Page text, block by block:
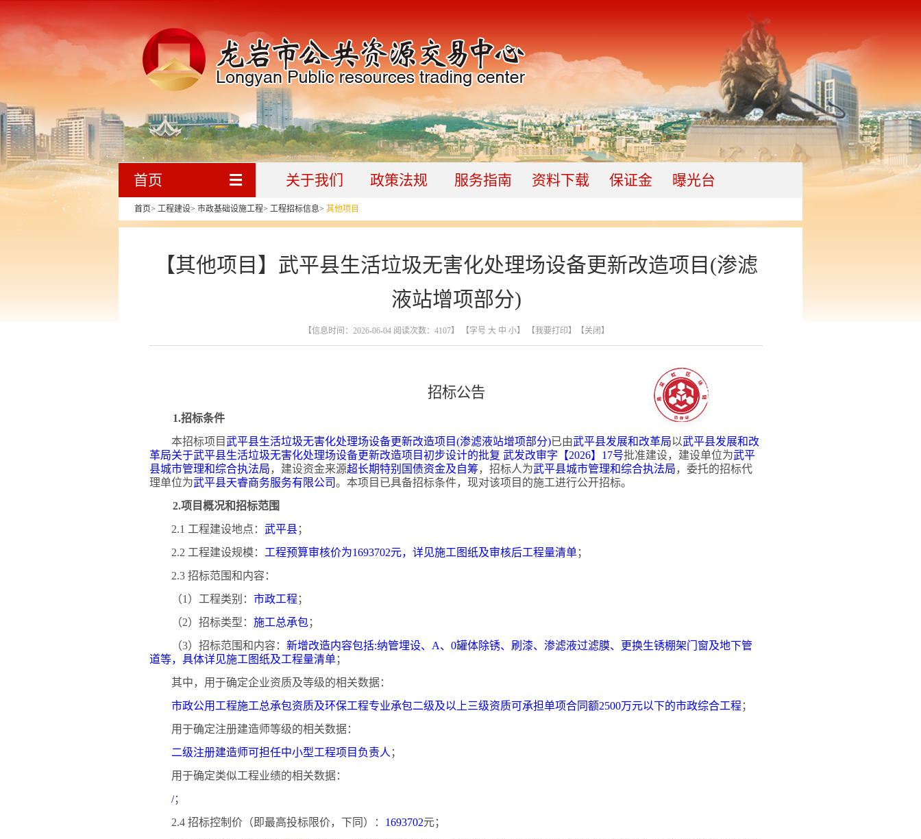
首页 关于我们 政策法规 服务指南 资料下载 保证金 曝光台
首页> 工程建设> 市政基础设施工程> 工程招标信息> 其他项目
【其他项目】武平县生活垃圾无害化处理场设备更新改造项目(渗滤
液站增项部分)
【信息时间：2026-06-04 阅读次数： 4107】 【字号 大 中 小】 【我要打印】 【关闭】
招标公告
1.招标条件
本招标项目武平县生活垃圾无害化处理场设备更新改造项目(渗滤液站增项部分)已由武平县发展和改革局以武平县发展和改
革局关于武平县生活垃圾无害化处理场设备更新改造项目初步设计的批复 武发改审字【2026】17号批准建设，建设单位为武平
县城市管理和综合执法局，建设资金来源超长期特别国债资金及自筹，招标人为武平县城市管理和综合执法局，委托的招标代
理单位为武平县天睿商务服务有限公司。本项目已具备招标条件，现对该项目的施工进行公开招标。
2.项目概况和招标范围
2.1 工程建设地点： 武平县；
2.2 工程建设规模： 工程预算审核价为1693702元，详见施工图纸及审核后工程量清单；
2.3 招标范围和内容：
（1）工程类别： 市政工程 ；
（2）招标类型： 施工总承包；
（3）招标范围和内容： 新增改造内容包括:纳管埋设、 A、0罐体除锈、刷漆、渗滤液过滤膜、更换生锈棚架门窗及地下管
道等，具体详见施工图纸及工程量清单；
其中，用于确定企业资质及等级的相关数据：
市政公用工程施工总承包资质及环保工程专业承包二级及以上三级资质可承担单项合同额2500万元以下的市政综合工程 ；
用于确定注册建造师等级的相关数据：
二级注册建造师可担任中小型工程项目负责人 ；
用于确定类似工程业绩的相关数据：
/；
2.4 招标控制价（即最高投标限价，下同）： 1693702元；